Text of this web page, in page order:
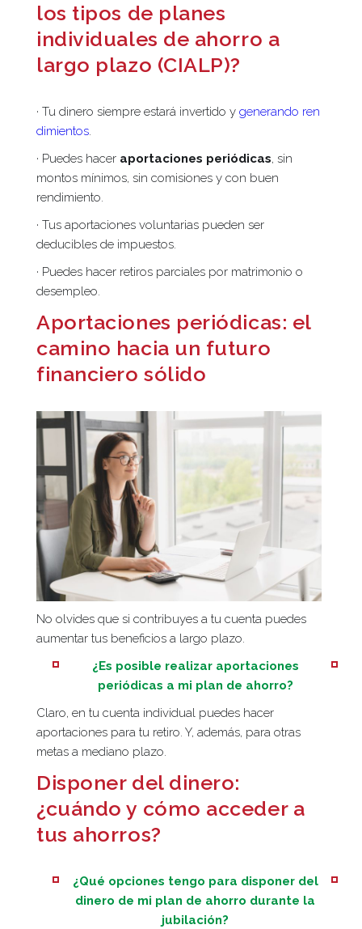
los tipos de planes
individuales de ahorro a
largo plazo (CIALP)?
· Tu dinero siempre estará invertido y generando ren
dimientos.
· Puedes hacer aportaciones periódicas, sin
montos mínimos, sin comisiones y con buen
rendimiento.
· Tus aportaciones voluntarias pueden ser
deducibles de impuestos.
· Puedes hacer retiros parciales por matrimonio o
desempleo.
Aportaciones periódicas: el
camino hacia un futuro
financiero sólido
No olvides que si contribuyes a tu cuenta puedes
aumentar tus beneficios a largo plazo.
¿Es posible realizar aportaciones
periódicas a mi plan de ahorro?
Claro, en tu cuenta individual puedes hacer
aportaciones para tu retiro. Y, además, para otras
metas a mediano plazo.
Disponer del dinero:
¿cuándo y cómo acceder a
tus ahorros?
¿Qué opciones tengo para disponer del
dinero de mi plan de ahorro durante la
jubilación?